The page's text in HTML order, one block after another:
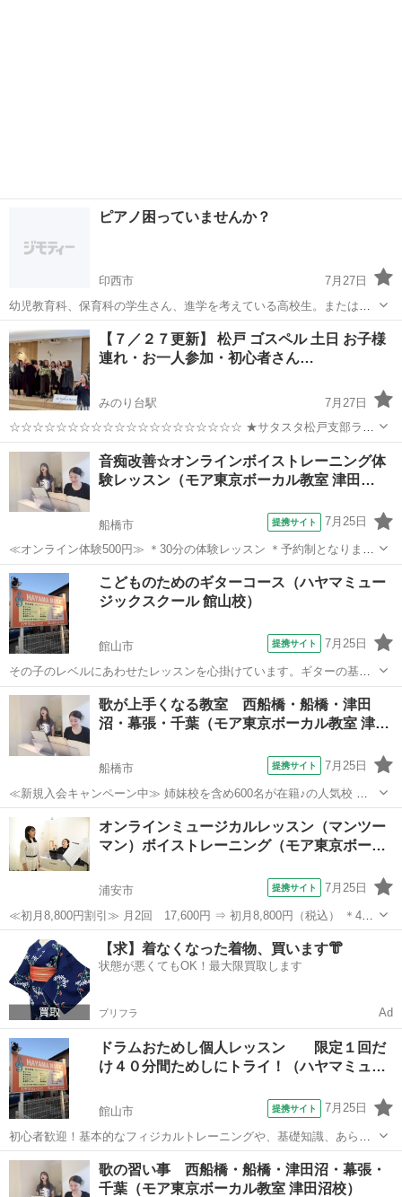
ピアノ困っていませんか？
印西市
7月27日
幼児教育科、保育科の学生さん、進学を考えている高校生。または現
役の先生。 ピアノで困っていませんか？ スマホがあれば簡単です。オ
ンラインレッスン（LINEビデオ通話）しませんか？ ♪単位を取るため
♪ピアノの授業の予習復習...
千葉 印西市 レッスン
【７／２７更新】 松戸 ゴスペル 土日 お子様
連れ・お一人参加・初心者さん…
みのり台駅
7月27日
☆☆☆☆☆☆☆☆☆☆☆☆☆☆☆☆☆☆☆☆ ★サタスタ松戸支部ライ
ブ情報★ ☆☆☆☆☆☆☆☆☆☆☆☆☆☆☆☆☆☆☆☆ ゴスペルクワイ
ア・ブリリアントスターズと申します 現在一緒に歌ってくれるメンバ
ーを募集してお...
千葉 松戸市 みのり台駅 ボーカル クラス
音痴改善☆オンラインボイストレーニング体
験レッスン（モア東京ボーカル教室 津田…
船橋市 提携サイト 7月25日
≪オンライン体験500円≫ ＊30分の体験レッスン ＊予約制となります
2008年開校後、首都圏にて延べ5000人以上が受講したミュージカル特
化のボイストレーニングレッスンが、スマートフォン・タブレットな
どを利用して、自宅...
千葉 船橋市 ボーカル
こどものためのギターコース（ハヤマミュー
ジックスクール 館山校）
館山市 提携サイト 7月25日
その子のレベルにあわせたレッスンを心掛けています。ギターの基
礎、ストローク、アルペジオ、コード、スケール、伴奏、ソロ、アド
リブなどマイペースで楽しくレッスンしましょう。
千葉 館山市 ギター
歌が上手くなる教室 西船橋・船橋・津田
沼・幕張・千葉（モア東京ボーカル教室 津…
船橋市 提携サイト 7月25日
≪新規入会キャンペーン中≫ 姉妹校を含め600名が在籍♪の人気校 講
師が30名も所属♪ （いろんな講師から学べる！） たった30分の体験レ
ッスンで「歌のコツ」をお教えします♪ 今なら♪「体験レッスン 500
円！」 ＊3...
船橋市 ボーカル
オンラインミュージカルレッスン（マンツー
マン）ボイストレーニング（モア東京ボー…
浦安市 提携サイト 7月25日
≪初月8,800円割引≫ 月2回 17,600円 ⇒ 初月8,800円（税込） ＊45
分の講座 ＊予約制となります 2008年開校後、首都圏にて延べ5000人
以上が受講したミュージカル特化のボイストレーニングレッスンが、
ス...
千葉 ボーカル
【求】着なくなった着物、買います👘
状態が悪くてもOK！最大限買取します
プリフラ Ad
ドラムおためし個人レッスン 限定１回だ
け４０分間ためしにトライ！（ハヤマミュ…
館山市 提携サイト 7月25日
初心者歓迎！基本的なフィジカルトレーニングや、基礎知識、あらゆ
るパターン、Fillなど、わかりやすく楽しくプレーできるようにレッス
ンします。まずは一度おためしで！
千葉 館山市 ドラム
歌の習い事 西船橋・船橋・津田沼・幕張・
千葉（モア東京ボーカル教室 津田沼校）